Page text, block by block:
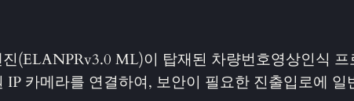
(ELANPRv3.0 ML)이 탑재된 차량번호영상인식 프
IP 카메라를 연결하여, 보안이 필요한 진출입로에